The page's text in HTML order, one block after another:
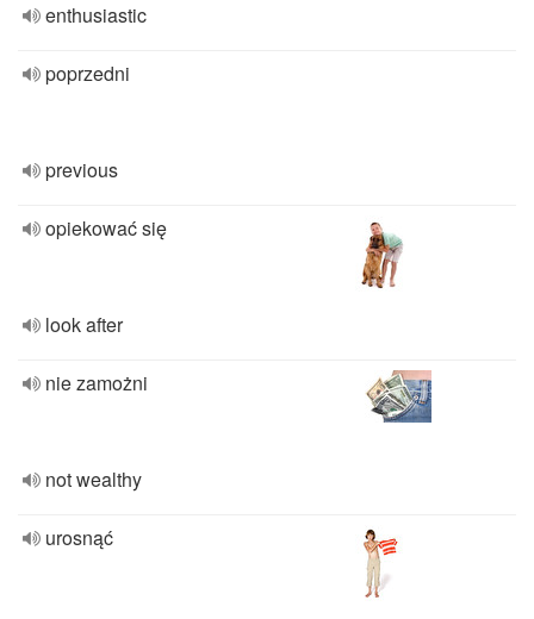
enthusiastic
poprzedni
previous
opiekować się
look after
nie zamożni
not wealthy
urosnąć